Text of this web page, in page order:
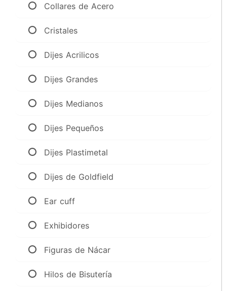
Collares de Acero
Cristales
Dijes Acrilicos
Dijes Grandes
Dijes Medianos
Dijes Pequeños
Dijes Plastimetal
Dijes de Goldfield
Ear cuff
Exhibidores
Figuras de Nácar
Hilos de Bisutería